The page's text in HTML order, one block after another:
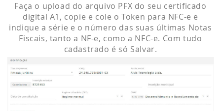
Faça o upload do arquivo PFX do seu certificado
digital A1, copie e cole o Token para NFC-e e
indique a série e o número das suas últimas Notas
Fiscais, tanto a NF-e, como a NFC-e. Com tudo
cadastrado é só Salvar.